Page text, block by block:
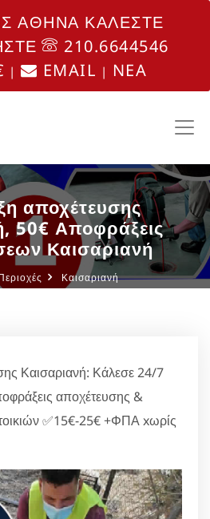
ΑΘΗΝΑ ΚΑΛΕΣΤΕ
210.6644546
| EMAIL | NEA
αποχέτευσης
50€ Αποφράξεις
Καισαριανή
Καισαριανή
Καισαριανή: Κάλεσε 24/7
αποχέτευσης &
✅15€-25€ +ΦΠΑ xωρίς